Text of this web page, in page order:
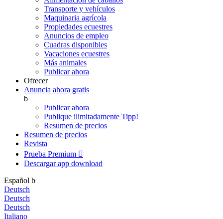
Transporte y vehículos
Maquinaria agrícola
Propiedades ecuestres
Anuncios de empleo
Cuadras disponibles
Vacaciones ecuestres
Más animales
Publicar ahora
Ofrecer
Anuncia ahora gratis
b
Publicar ahora
Publique ilimitadamente Tipp!
Resumen de precios
Resumen de precios
Revista
Prueba Premium 
Descargar app download
Español b
Deutsch
Deutsch
Deutsch
Italiano